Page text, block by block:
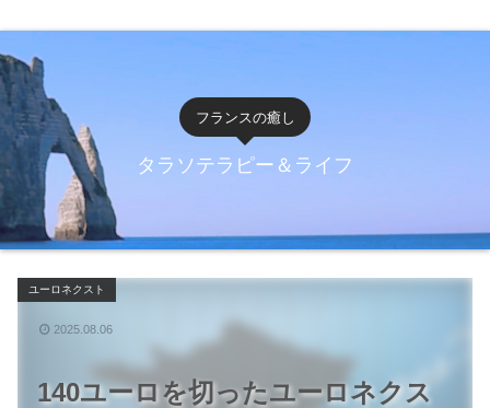
フランスの癒し
タラソテラピー＆ライフ
140ユーロを切ったユーロネクス
ユーロネクスト
2025.08.06